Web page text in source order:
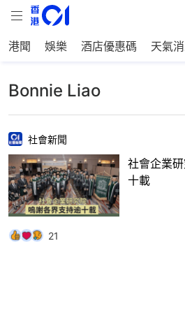
港聞 娛樂 酒店優惠碼 天氣
Bonnie Liao
社會新聞
社會企業
十載
21